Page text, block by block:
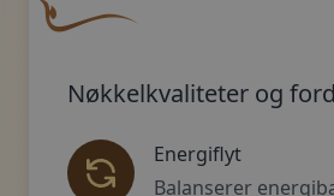
Nøkkelkvaliteter og
Energiflyt
Balanserer